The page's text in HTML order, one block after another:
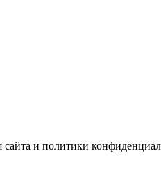
сайта и политики